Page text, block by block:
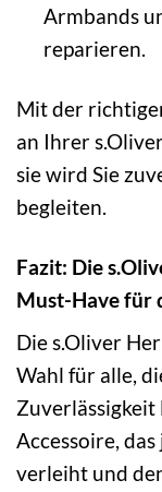
Armbands
reparieren.
Mit der
an Ihrer
sie wird Sie
begleiten.
Fazit: Die
Must-Have für
Die s.Oliver
Wahl für alle,
Zuverlässigkeit
Accessoire,
verleiht und